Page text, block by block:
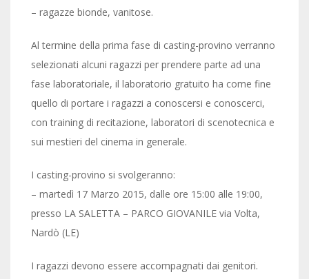
– ragazze bionde, vanitose.
Al termine della prima fase di casting-provino verranno
selezionati alcuni ragazzi per prendere parte ad una
fase laboratoriale, il laboratorio gratuito ha come fine
quello di portare i ragazzi a conoscersi e conoscerci,
con training di recitazione, laboratori di scenotecnica e
sui mestieri del cinema in generale.
I casting-provino si svolgeranno:
– martedì 17 Marzo 2015, dalle ore 15:00 alle 19:00,
presso LA SALETTA – PARCO GIOVANILE via Volta,
Nardò (LE)
I ragazzi devono essere accompagnati dai genitori.